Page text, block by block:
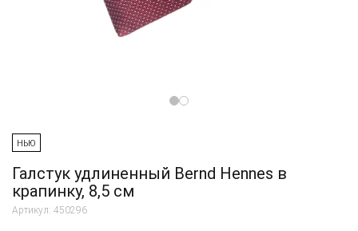
НЬЮ
Галстук удлиненный Bernd Hennes в
крапинку, 8,5 см
Артикул: 450296